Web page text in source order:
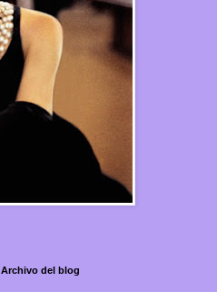
Archivo del blog